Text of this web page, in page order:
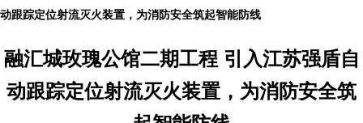
动跟踪定位射流灭火装置，为消防安全筑起智能防线
融汇城玫瑰公馆二期工程 引入江苏强盾自
动跟踪定位射流灭火装置，为消防安全筑